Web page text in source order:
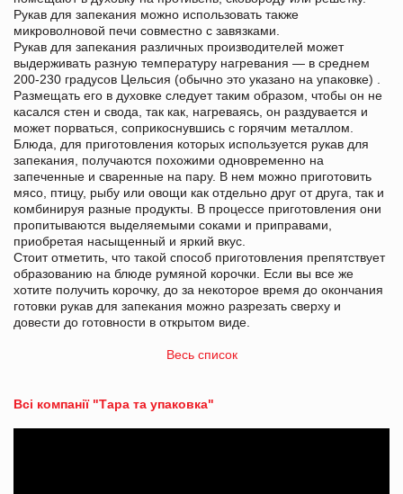
Рукав для запекания можно использовать также
микроволновой печи совместно с завязками.
Рукав для запекания различных производителей может
выдерживать разную температуру нагревания — в среднем
200-230 градусов Цельсия (обычно это указано на упаковке) .
Размещать его в духовке следует таким образом, чтобы он не
касался стен и свода, так как, нагреваясь, он раздувается и
может порваться, соприкоснувшись с горячим металлом.
Блюда, для приготовления которых используется рукав для
запекания, получаются похожими одновременно на
запеченные и сваренные на пару. В нем можно приготовить
мясо, птицу, рыбу или овощи как отдельно друг от друга, так и
комбинируя разные продукты. В процессе приготовления они
пропитываются выделяемыми соками и приправами,
приобретая насыщенный и яркий вкус.
Стоит отметить, что такой способ приготовления препятствует
образованию на блюде румяной корочки. Если вы все же
хотите получить корочку, до за некоторое время до окончания
готовки рукав для запекания можно разрезать сверху и
довести до готовности в открытом виде.
Весь список
Всі компанії "Тара та упаковка"